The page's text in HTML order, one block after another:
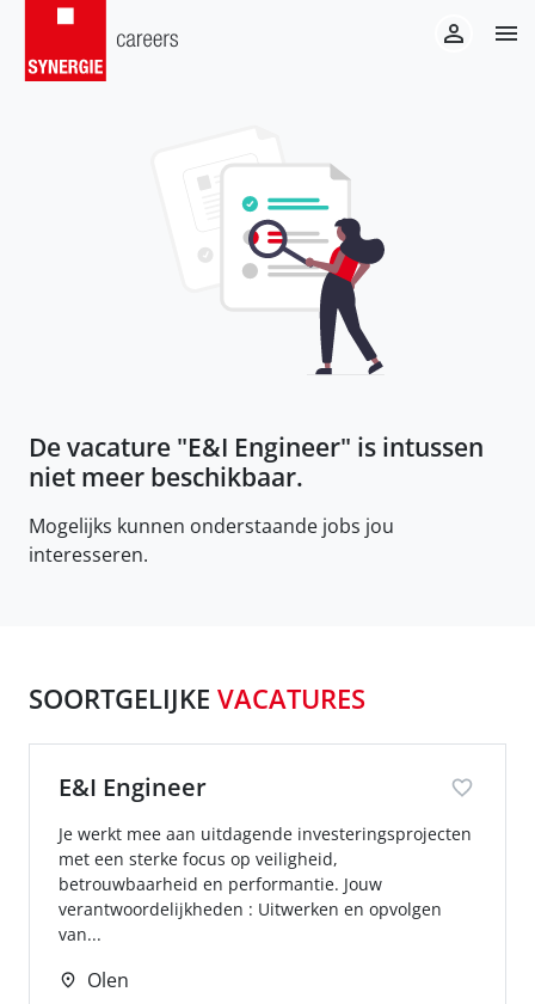
De vacature "E&I Engineer" is intussen
niet meer beschikbaar.
Mogelijks kunnen onderstaande jobs jou
interesseren.
SOORTGELIJKE VACATURES
E&I Engineer
Je werkt mee aan uitdagende investeringsprojecten
met een sterke focus op veiligheid,
betrouwbaarheid en performantie. Jouw
verantwoordelijkheden : Uitwerken en opvolgen
van...
Olen